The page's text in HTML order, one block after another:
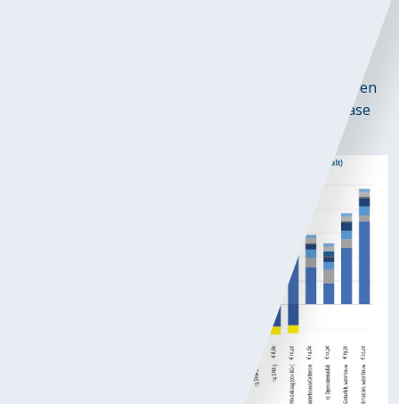
asfaltbranche. In figuur 1 wordt een overzicht gegeven
van de MKI-waarden per asfaltmengsel voor elke fase